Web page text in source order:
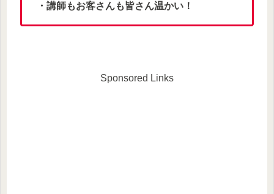
・講師もお客さんも皆さん温かい！
Sponsored Links